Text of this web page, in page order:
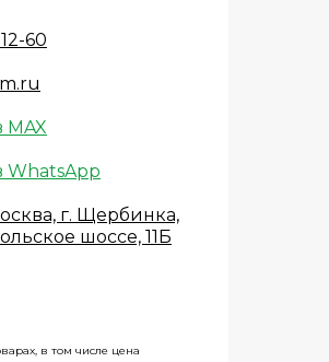
60
MAX
WhatsApp
г. Щербинка,
шоссе, 11Б
в том числе цена